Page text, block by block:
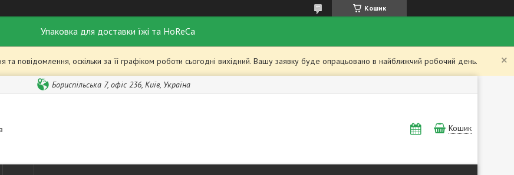
Кошик
Упаковка для доставки їжі та HoReCa
повідомлення, оскільки за її графіком роботи сьогодні вихідний. Вашу заявку буде опрацьовано в найближчий робочий день.
Бориспільська 7, офіс 236, Київ, Україна
Кошик